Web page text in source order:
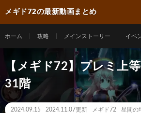
メギド72の最新動画まとめ
ホーム 攻略 メインストーリー イベ
【メギド72】プレミ上
31階
2024.09.15 2024.11.07更新 メギド72 星間の